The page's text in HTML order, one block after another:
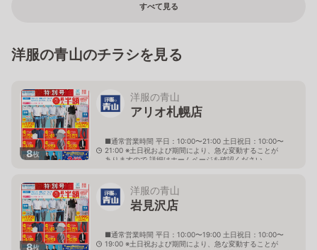
すべて見る
洋服の青山のチラシを見る
8枚
洋服の青山
アリオ札幌店
■通常営業時間 平日：10:00〜21:00 土日祝日：10:00〜
21:00 ※土日祝および期間により、急な変動することが
ありますので 詳細はホームページを確認ください
8枚
洋服の青山
岩見沢店
■通常営業時間 平日：10:00〜19:00 土日祝日：10:00〜
19:00 ※土日祝および期間により、急な変動することが